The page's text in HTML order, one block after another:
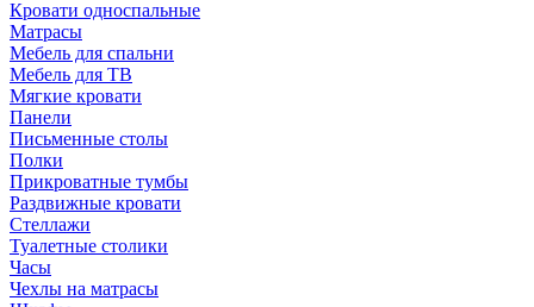
Кровати односпальные
Матрасы
Мебель для спальни
Мебель для ТВ
Мягкие кровати
Панели
Письменные столы
Полки
Прикроватные тумбы
Раздвижные кровати
Стеллажи
Туалетные столики
Часы
Чехлы на матрасы